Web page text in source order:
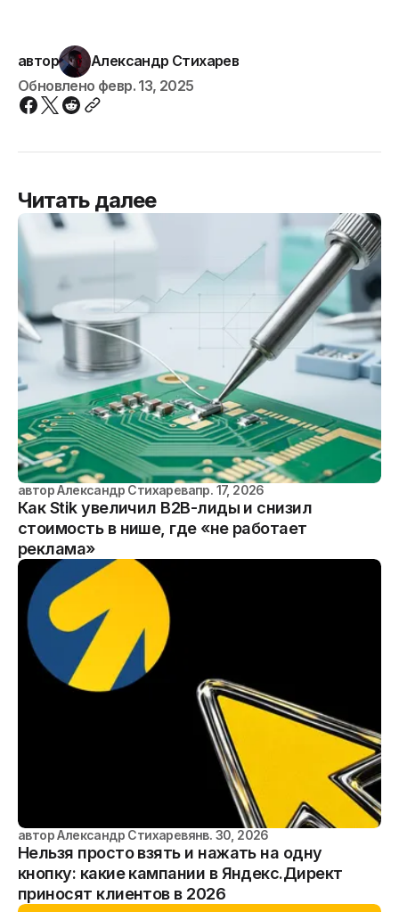
автор
Александр Стихарев
Обновлено февр. 13, 2025
Читать далее
автор Александр Стихаревапр. 17, 2026
Как Stik увеличил B2B-лиды и снизил
стоимость в нише, где «не работает
реклама»
автор Александр Стихаревянв. 30, 2026
Нельзя просто взять и нажать на одну
кнопку: какие кампании в Яндекс.Директ
приносят клиентов в 2026